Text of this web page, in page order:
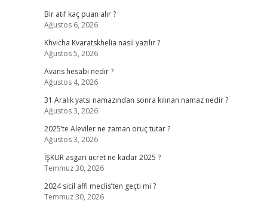
Bir atıf kaç puan alır ?
Ağustos 6, 2026
Khvicha Kvaratskhelia nasıl yazılır ?
Ağustos 5, 2026
Avans hesabı nedir ?
Ağustos 4, 2026
31 Aralık yatsı namazından sonra kılınan namaz nedir ?
Ağustos 3, 2026
2025’te Aleviler ne zaman oruç tutar ?
Ağustos 3, 2026
İŞKUR asgari ücret ne kadar 2025 ?
Temmuz 30, 2026
2024 sicil affı meclis’ten geçti mi ?
Temmuz 30, 2026